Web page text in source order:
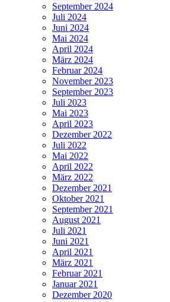
September 2024
Juli 2024
Juni 2024
Mai 2024
April 2024
März 2024
Februar 2024
November 2023
September 2023
Juli 2023
Mai 2023
April 2023
Dezember 2022
Juli 2022
Mai 2022
April 2022
März 2022
Dezember 2021
Oktober 2021
September 2021
August 2021
Juli 2021
Juni 2021
April 2021
März 2021
Februar 2021
Januar 2021
Dezember 2020